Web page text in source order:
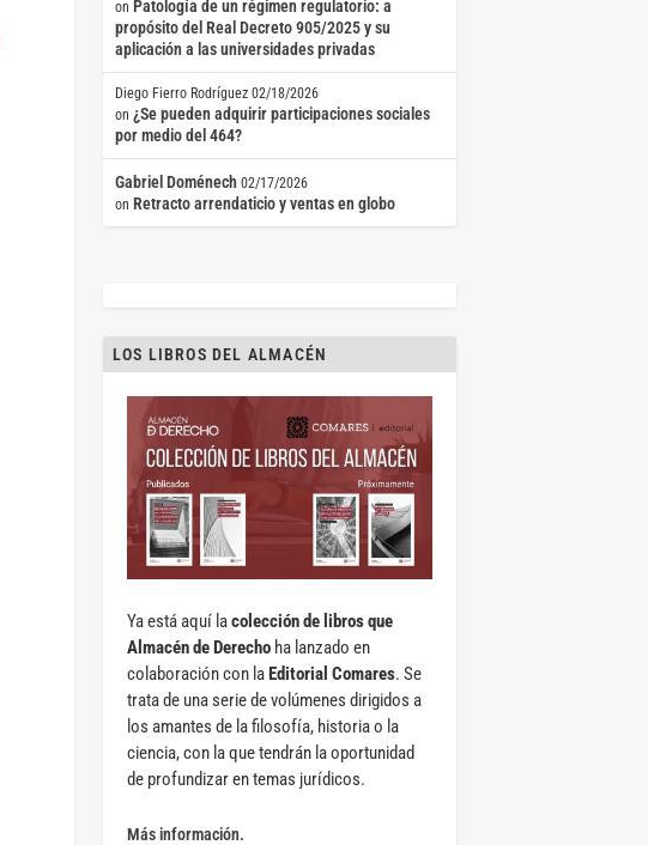
on Patología de un régimen regulatorio: a
propósito del Real Decreto 905/2025 y su
aplicación a las universidades privadas
Diego Fierro Rodríguez 02/18/2026
on ¿Se pueden adquirir participaciones sociales
por medio del 464?
Gabriel Doménech 02/17/2026
on Retracto arrendaticio y ventas en globo
LOS LIBROS DEL ALMACÉN
Ya está aquí lacolección de libros que
Almacén de Derechoha lanzado en
colaboración con laEditorial Comares. Se
trata de una serie de volúmenes dirigidos a
los amantes de la filosofía, historia o la
ciencia, con la que tendrán la oportunidad
de profundizar en temas jurídicos.
Más información.